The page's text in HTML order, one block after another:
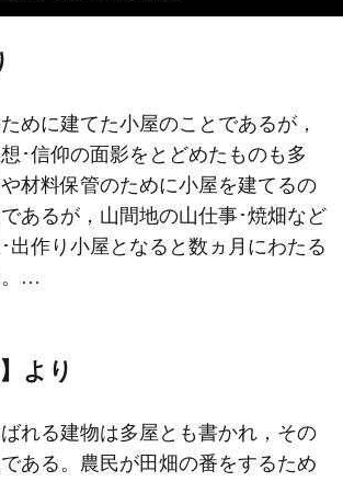
めに建てた小屋のことであるが，
･信仰の面影をとどめたものも多
材料保管のために小屋を建てるの
あるが，山間地の山仕事･焼畑など
出作り小屋となると数ヵ月にわたる
。…
より
れる建物は多屋とも書かれ，その
ある。農民が田畑の番をするため